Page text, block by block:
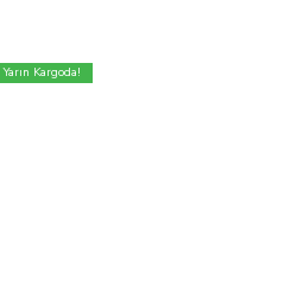
Yarın Kargoda!